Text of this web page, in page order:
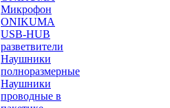
Микрофон
ONIKUMA
USB-HUB
разветвители
Наушники
полноразмерные
Наушники
проводные в